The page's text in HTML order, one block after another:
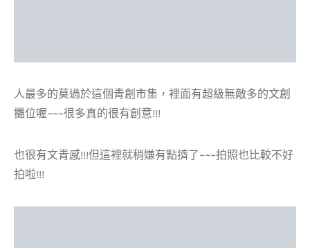
人最多的莫過於這個青創市集，裡面有超級無敵多的文創
攤位喔~~~很多真的很有創意!!!
也很有文青感!!!但這裡就稍嫌有點擠了~~~拍照也比較不好
拍啦!!!